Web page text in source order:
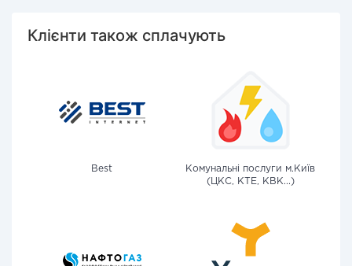
Клієнти також сплачують
Best
Комунальні послуги м.Київ
(ЦКС, КТЕ, КВК...)